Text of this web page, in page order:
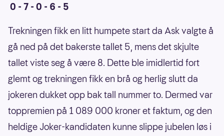
0 - 7 - 0 - 6 - 5
Trekningen fikk en litt humpete start da Ask valgte å
gå ned på det bakerste tallet 5, mens det skjulte
tallet viste seg å være 8. Dette ble imidlertid fort
glemt og trekningen fikk en brå og herlig slutt da
jokeren dukket opp bak tall nummer to. Dermed var
toppremien på 1 089 000 kroner et faktum, og den
heldige Joker-kandidaten kunne slippe jubelen løs i